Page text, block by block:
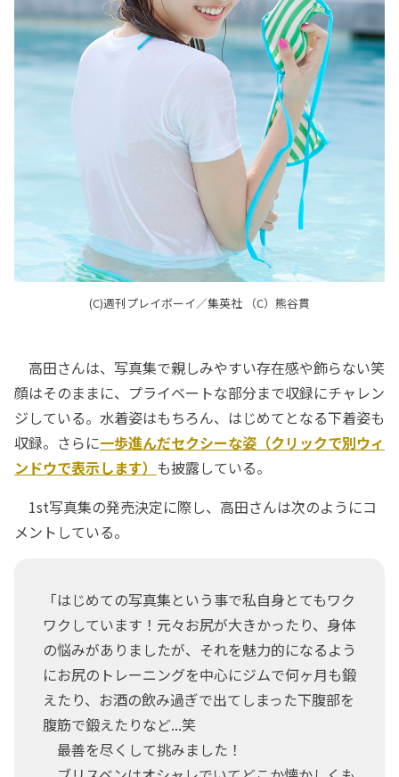
(C)週刊プレイボーイ／集英社 （C）熊谷貫
高田さんは、写真集で親しみやすい存在感や飾らない笑
顔はそのままに、プライベートな部分まで収録にチャレン
ジしている。水着姿はもちろん、はじめてとなる下着姿も
収録。さらに一歩進んだセクシーな姿（クリックで別ウィ
ンドウで表示します） も披露している。
1st写真集の発売決定に際し、高田さんは次のようにコ
メントしている。
「はじめての写真集という事で私自身とてもワク
ワクしています！元々お尻が大きかったり、身体
の悩みがありましたが、それを魅力的になるよう
にお尻のトレーニングを中心にジムで何ヶ月も鍛
えたり、お酒の飲み過ぎで出てしまった下腹部を
腹筋で鍛えたりなど...笑
最善を尽くして挑みました！